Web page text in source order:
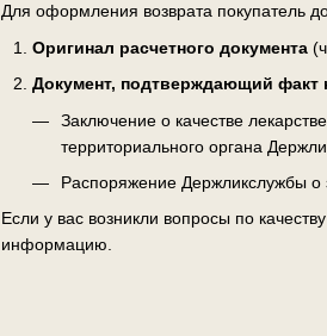
Для оформления возврата покупатель
Оригинал расчетного документа
Документ, подтверждающий факт
Заключение о качестве
территориального органа
Распоряжение Держликслужбы о
Если у вас возникли вопросы по
информацию.